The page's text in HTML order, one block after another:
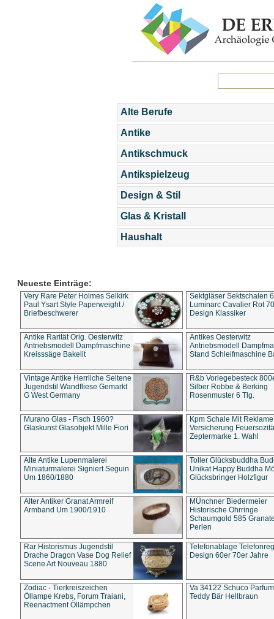
Alte Berufe
Antike
Antikschmuck
Antikspielzeug
Design & Stil
Glas & Kristall
Haushalt
Neueste Einträge:
Very Rare Peter Holmes Selkirk
Paul Ysart Style Paperweight /
Briefbeschwerer
Sektgläser Sektschalen
Luminarc Cavalier Rot
Design Klassiker
Antike Rarität Orig. Oesterwitz
Antriebsmodell Dampfmaschine
Kreisssäge Bakelit
Antikes Oesterwitz
Antriebsmodell
Stand Schleifmaschine
Vintage Antike Herrliche Seltene
Jugendstil Wandfliese Gemarkt
G West Germany
R&b Vorlegebesteck
Silber Robbe & Berking
Rosenmuster 6 Tlg.
Murano Glas - Fisch 1960?
Glaskunst Glasobjekt Mille Fiori
Kpm Schale Mit Reklame
Versicherung
Zeptermarke 1. Wahl
Alte Antike Lupenmalerei
Miniaturmalerei Signiert Seguin
Um 1860/1880
Toller Glücksbuddha
Unikat Happy Buddha
Glücksbringer Holzfigur
Alter Antiker Granat Armreif
Armband Um 1900/1910
MÜnchner Biedermeier
Historische Ohrringe
Schaumgold 585
Perlen
Rar Historismus Jugendstil
Drache Dragon Vase Dog Relief
Scene Art Nouveau 1880
Telefonablage
Design 60er 70er Jahre
Zodiac - Tierkreiszeichen
Öllampe Krebs, Forum Traiani,
Reenactment Öllämpchen
Va 34122 Schuco
Teddy Bär Hellbraun